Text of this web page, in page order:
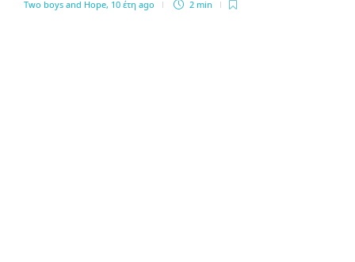
Two boys and Hope, 10 έτη ago 2 min